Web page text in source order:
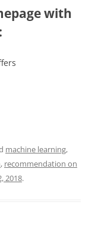
with
machine learning,
, recommendation on
2018.